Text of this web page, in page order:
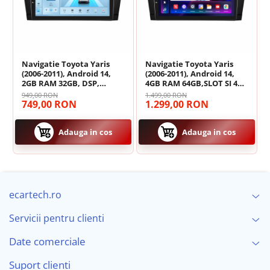
Internă (ROM)
📡Conectivitate:4G LTE (Slot Cartelă SIM) +
🎵 Sunet Audiophil - DSP & Ieșire Optică
procesorului digital de sunet integrat (DSP Chip BU32107)
Navigatie Toyota Yaris
(2006-2011), Android 14,
2GB RAM 32GB, DSP,
Carplay si Android auto,
ecran 9 inch
949,00 RON
749,00 RON
Adauga in cos
Navigatie Toyota Yaris
(2006-2011), Android 14,
4GB RAM 64GB,SLOT SI 4G.
DSP, Carplay si Android
auto, ecran 9 inch
1.499,00 RON
1.299,00 RON
Adauga in cos
ecartech.ro
Servicii pentru clienti
Date comerciale
Suport clienti